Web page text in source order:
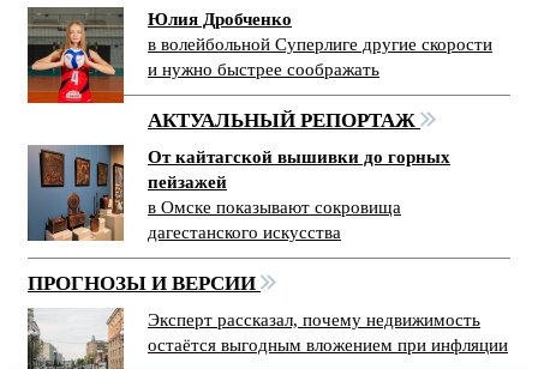
Юлия Дробченко
в волейбольной Суперлиге другие скорости
и нужно быстрее соображать
АКТУАЛЬНЫЙ РЕПОРТАЖ
От кайтагской вышивки до горных
пейзажей
в Омске показывают сокровища
дагестанского искусства
ПРОГНОЗЫ И ВЕРСИИ
Эксперт рассказал, почему недвижимость
остаётся выгодным вложением при инфляции